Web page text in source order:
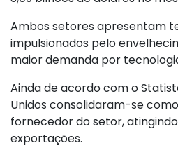
Ambos setores apresentam
impulsionados pelo
maior demanda por
Ainda de acordo com o
Unidos consolidaram-se
fornecedor do setor,
exportações.